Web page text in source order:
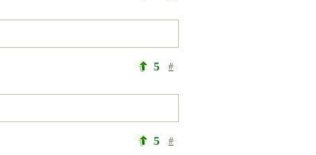
5 #
5 #